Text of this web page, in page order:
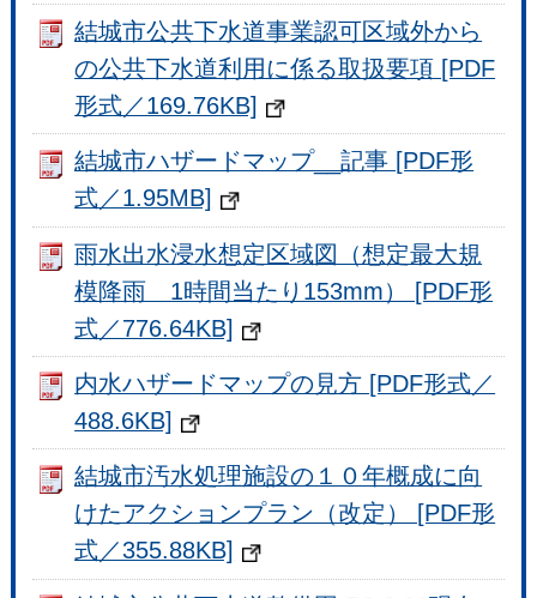
結城市公共下水道事業認可区域外から
の公共下水道利用に係る取扱要項 [PDF
形式／169.76KB]
結城市ハザードマップ__記事 [PDF形
式／1.95MB]
雨水出水浸水想定区域図（想定最大規
模降雨 1時間当たり153mm） [PDF形
式／776.64KB]
内水ハザードマップの見方 [PDF形式／
488.6KB]
結城市汚水処理施設の１０年概成に向
けたアクションプラン（改定） [PDF形
式／355.88KB]